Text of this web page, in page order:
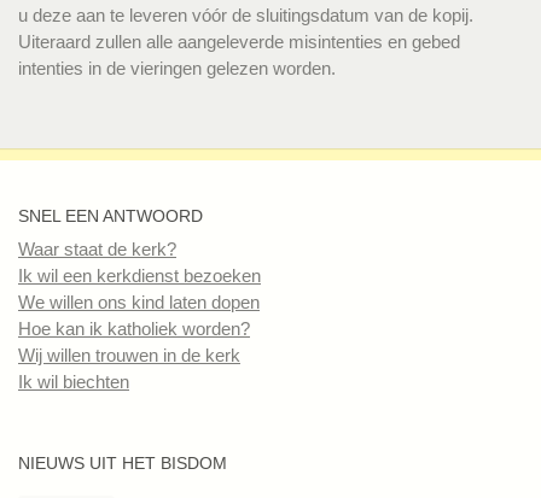
u deze aan te leveren vóór de sluitingsdatum van de kopij.
Uiteraard zullen alle aangeleverde misintenties en gebed
intenties in de vieringen gelezen worden.
SNEL EEN ANTWOORD
Waar staat de kerk?
Ik wil een kerkdienst bezoeken
We willen ons kind laten dopen
Hoe kan ik katholiek worden?
Wij willen trouwen in de kerk
Ik wil biechten
NIEUWS UIT HET BISDOM